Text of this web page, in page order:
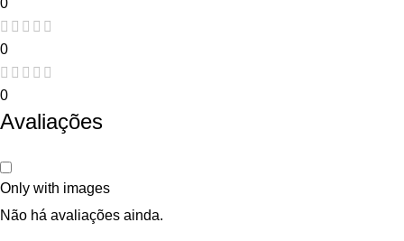
0
0
Avaliações
Only with images
Não há avaliações ainda.